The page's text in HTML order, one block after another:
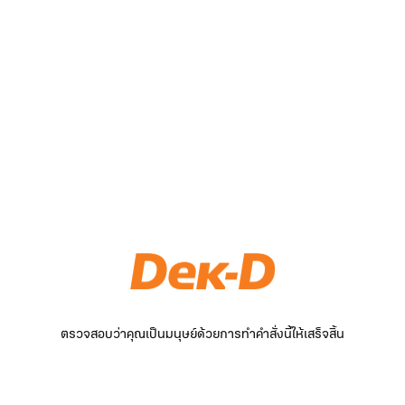
ตรวจสอบว่าคุณเป็นมนุษย์ด้วยการทำคำสั่งนี้ให้เสร็จสิ้น